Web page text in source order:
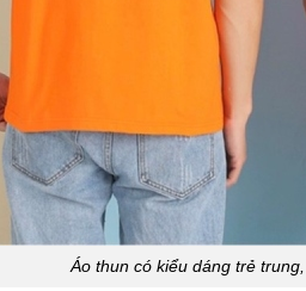
Áo thun có kiểu dáng trẻ